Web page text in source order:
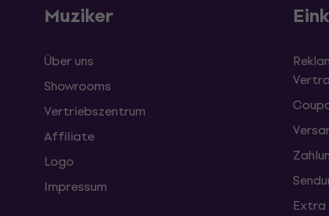
Muziker
Über uns
Showrooms
Vertriebszentrum
Affiliate
Logo
Impressum
Extra